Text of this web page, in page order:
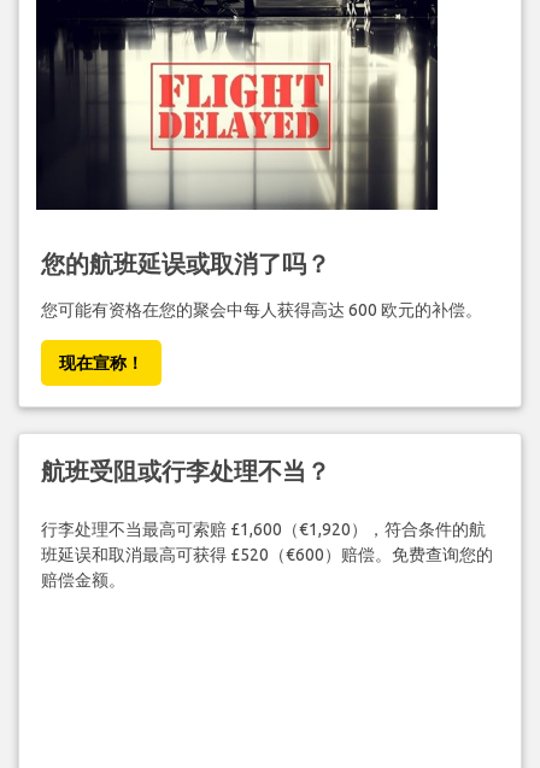
您的航班延误或取消了吗？
您可能有资格在您的聚会中每人获得高达 600 欧元的补偿。
现在宣称！
航班受阻或行李处理不当？
行李处理不当最高可索赔 £1,600（€1,920），符合条件的航
班延误和取消最高可获得 £520（€600）赔偿。免费查询您的
赔偿金额。